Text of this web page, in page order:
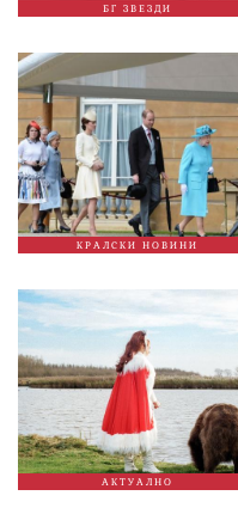
БГ ЗВЕЗДИ
КРАЛСКИ НОВИНИ
АКТУАЛНО